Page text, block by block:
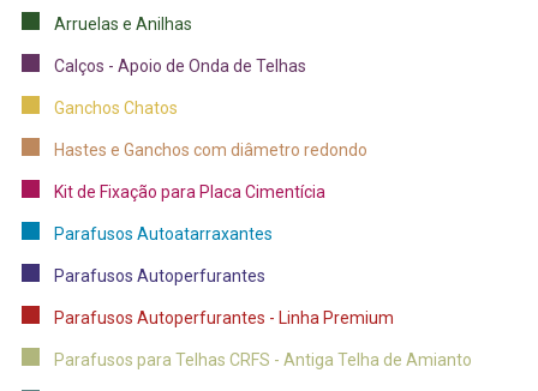
Arruelas e Anilhas
Calços - Apoio de Onda de Telhas
Ganchos Chatos
Hastes e Ganchos com diâmetro redondo
Kit de Fixação para Placa Cimentícia
Parafusos Autoatarraxantes
Parafusos Autoperfurantes
Parafusos Autoperfurantes - Linha Premium
Parafusos para Telhas CRFS - Antiga Telha de Amianto